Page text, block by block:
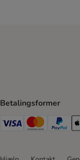
Betalingsformer
VISA Payment Method
MastercardPaypal